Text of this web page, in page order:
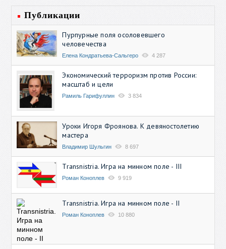
Публикации
Пурпурные поля осоловевшего
человечества
Елена Кондратьева-Сальгеро 4 287
Экономический терроризм против России:
масштаб и цели
Рамиль Гарифуллин 3 834
Уроки Игоря Фроянова. К девяностолетию
мастера
Владимир Шульгин 8 697
Transnistria. Игра на минном поле - III
Роман Коноплев 9 919
Transnistria. Игра на минном поле - II
Роман Коноплев 10 880